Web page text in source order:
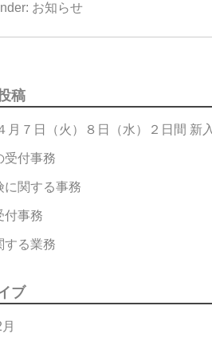
お知らせ
稿
月７日（火）８日（水）２日間 新
受付事務
に関する事務
付事務
する業務
ブ